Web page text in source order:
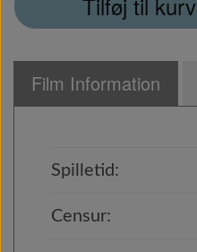
Film Information
Spilletid:
Censur: